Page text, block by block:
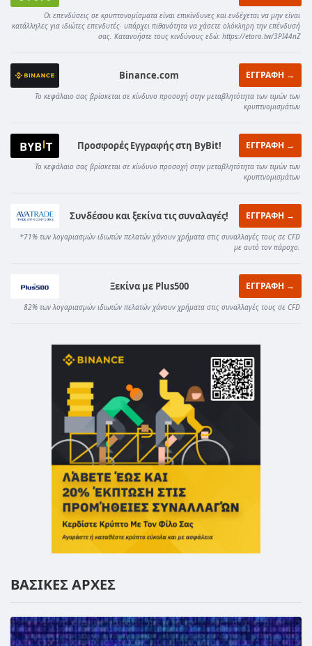
Οι επενδύσεις σε κρυπτονομίσματα είναι επικίνδυνες και ενδέχεται να μην είναι
κατάλληλες για ιδιώτες επενδυτές· υπάρχει πιθανότητα να χάσετε ολόκληρη την επένδυσή
σας. Κατανοήστε τους κινδύνους εδώ: https://etoro.tw/3PI44nZ
Binance.com ΕΓΓΡΑΦΗ →
Το κεφάλαιο σας βρίσκεται σε κίνδυνο προσοχή στην μεταβλητότητα των τιμών των
κρυπτνομισμάτων
Προσφορές Εγγραφής στη ByBit! ΕΓΓΡΑΦΗ →
Το κεφάλαιο σας βρίσκεται σε κίνδυνο προσοχή στην μεταβλητότητα των τιμών των
κρυπτνομισμάτων
Συνδέσου και ξεκίνα τις συναλαγές! ΕΓΓΡΑΦΗ →
*71% των λογαριασμών ιδιωτών πελατών χάνουν χρήματα στις συναλλαγές τους σε CFD
με αυτό τον πάροχο.
Ξεκίνα με Plus500 ΕΓΓΡΑΦΗ →
82% των λογαριασμών ιδιωτών πελατών χάνουν χρήματα στις συναλλαγές τους σε CFD
ΒΑΣΙΚΕΣ ΑΡΧΕΣ